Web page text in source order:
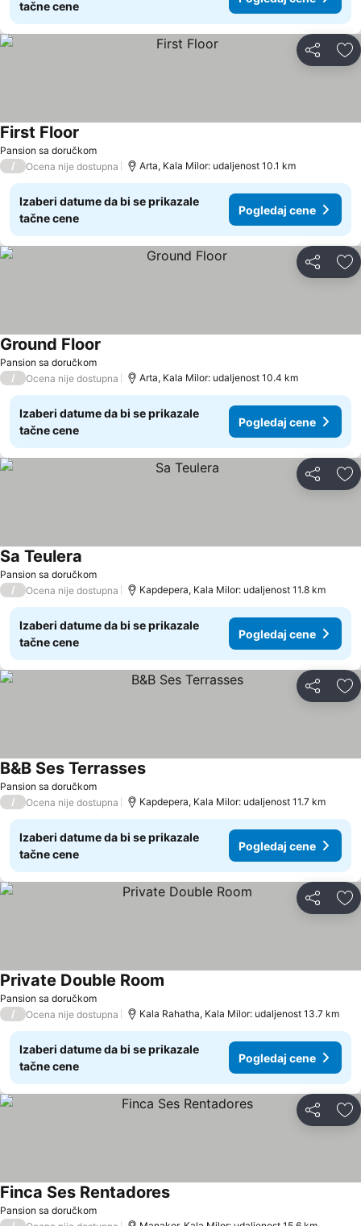
tačne cene
Deli
Pansion sa doručkom
First Floor
/ Ocena nije dostupna Arta, Kala Milor: udaljenost 10.1 km
Izaberi datume da bi se prikazale
tačne cene
Pogledaj cene
Deli
Pansion sa doručkom
Ground Floor
/ Ocena nije dostupna Arta, Kala Milor: udaljenost 10.4 km
Izaberi datume da bi se prikazale
tačne cene
Pogledaj cene
Deli
Pansion sa doručkom
Sa Teulera
/ Ocena nije dostupna Kapdepera, Kala Milor: udaljenost 11.8 km
Izaberi datume da bi se prikazale
tačne cene
Pogledaj cene
Deli
Pansion sa doručkom
B&B Ses Terrasses
/ Ocena nije dostupna Kapdepera, Kala Milor: udaljenost 11.7 km
Izaberi datume da bi se prikazale
tačne cene
Pogledaj cene
Deli
Pansion sa doručkom
Private Double Room
/ Ocena nije dostupna Kala Rahatha, Kala Milor: udaljenost 13.7 km
Izaberi datume da bi se prikazale
tačne cene
Pogledaj cene
Deli
Pansion sa doručkom
Finca Ses Rentadores